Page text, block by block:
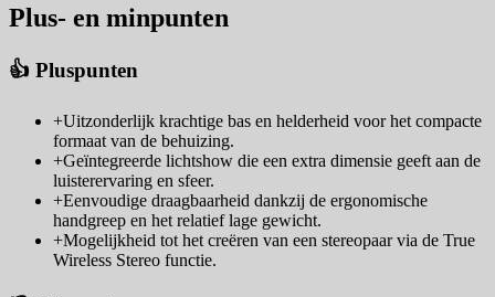
Plus- en minpunten
👍 Pluspunten
+Uitzonderlijk krachtige bas en helderheid voor het compacte
formaat van de behuizing.
+Geïntegreerde lichtshow die een extra dimensie geeft aan de
luisterervaring en sfeer.
+Eenvoudige draagbaarheid dankzij de ergonomische
handgreep en het relatief lage gewicht.
+Mogelijkheid tot het creëren van een stereopaar via de True
Wireless Stereo functie.